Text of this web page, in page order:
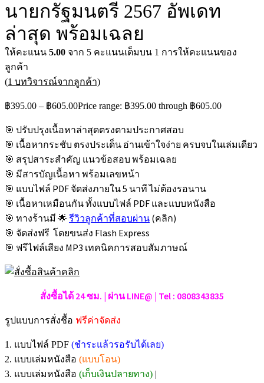
นายกรัฐมนตรี 2567 อัพเดท
ล่าสุด พร้อมเฉลย
ให้คะแนน 5.00 จาก 5 คะแนนเต็มบน 1 การให้คะแนนของ
ลูกค้า
(1 บทวิจารณ์จากลูกค้า)
฿395.00 – ฿605.00Price range: ฿395.00 through ฿605.00
🎯 ปรับปรุงเนื้อหาล่าสุดตรงตามประกาศสอบ
🎯 เนื้อหากระชับ ตรงประเด็น อ่านเข้าใจง่าย ครบจบในเล่มเดียว
🎯 สรุปสาระสำคัญ แนวข้อสอบ พร้อมเฉลย
🎯 มีสารบัญเนื้อหา พร้อมเลขหน้า
🎯 แบบไฟล์ PDF จัดส่งภายใน 5 นาที ไม่ต้องรอนาน
🎯 เนื้อหาเหมือนกัน ทั้งแบบไฟล์ PDF และแบบหนังสือ
🎯 ทางร้านมี 🌟 รีวิวลูกค้าที่สอบผ่าน (คลิก)
🎯 จัดส่งฟรี โดยขนส่ง Flash Express
🎯 ฟรีไฟล์เสียง MP3 เทคนิคการสอบสัมภาษณ์
สั่งซื้อได้ 24 ซม. | ผ่าน LINE@ | Tel : 0808343835
รูปแบบการสั่งชื้อ ฟรีค่าจัดส่ง
1. แบบไฟล์ PDF (ชำระแล้วรอรับได้เลย)
2. แบบเล่มหนังสือ (แบบโอน)
3. แบบเล่มหนังสือ (เก็บเงินปลายทาง) |